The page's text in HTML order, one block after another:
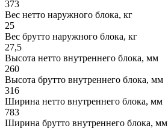
373
Вес нетто наружного блока, кг
25
Вес брутто наружного блока, кг
27,5
Высота нетто внутреннего блока, мм
260
Высота брутто внутреннего блока, мм
316
Ширина нетто внутреннего блока, мм
783
Ширина брутто внутреннего блока, мм